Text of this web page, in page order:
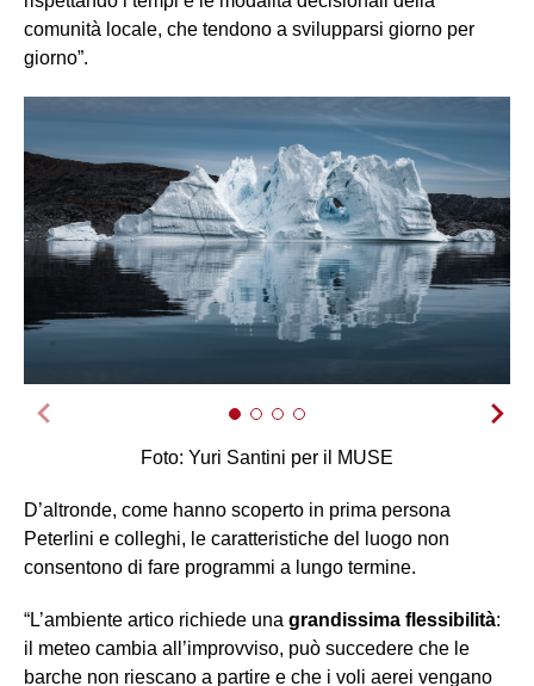
comunità locale, che tendono a svilupparsi giorno per
giorno”.
Foto: Yuri Santini per il MUSE
D’altronde, come hanno scoperto in prima persona
Peterlini e colleghi, le caratteristiche del luogo non
consentono di fare programmi a lungo termine.
“L’ambiente artico richiede una grandissima flessibilità:
il meteo cambia all’improvviso, può succedere che le
barche non riescano a partire e che i voli aerei vengano